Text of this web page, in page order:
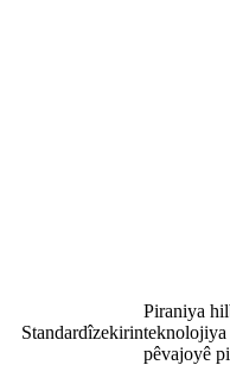
Standardîzekirin
Piraniya
pêvajoyê